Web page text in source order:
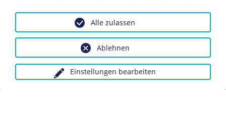
schließlich zur Panik der Anleger und zum großen
Kurseinbruch am 24. Oktober führte. Um ihre Kredite
begleichen zu können, wollten oder mussten viele
Anleger nun - egal zu welchem Preis - ihre Wertpapiere
verkaufen.
Die führenden New Yorker Banken versuchten, einem
Einstellungen bearbeiten
Ablehnen
Alle zulassen